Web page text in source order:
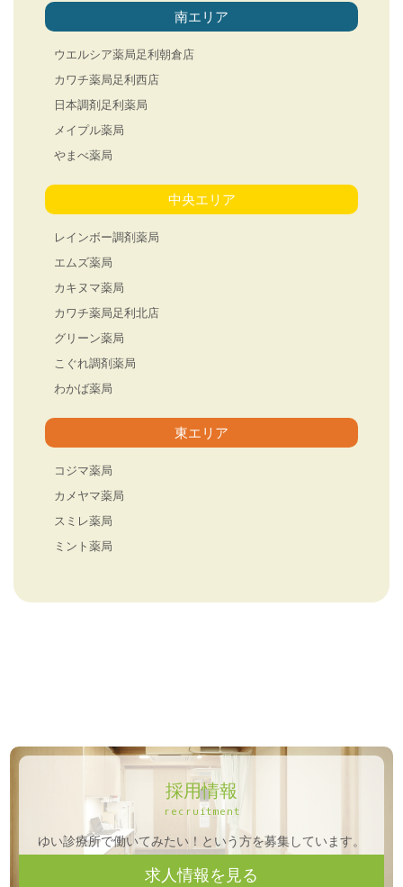
南エリア
ウエルシア薬局足利朝倉店
カワチ薬局足利西店
日本調剤足利薬局
メイプル薬局
やまべ薬局
中央エリア
レインボー調剤薬局
エムズ薬局
カキヌマ薬局
カワチ薬局足利北店
グリーン薬局
こぐれ調剤薬局
わかば薬局
東エリア
コジマ薬局
カメヤマ薬局
スミレ薬局
ミント薬局
採用情報
recruitment
ゆい診療所で働いてみたい！という方を募集しています。
求人情報を見る